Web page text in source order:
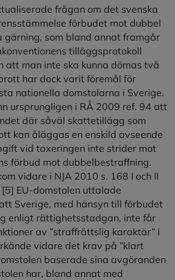
frågan om det svenska
förbudet mot dubbel
gärning, som bland annat framgår
tilläggsprotokoll
att man inte ska kunna dömas två
har dock varit föremål för
nationella domstolarna i Sverige.
ursprungligen i RÅ 2009 ref. 94 att
där såväl skattetillägg som
kan åläggas en enskild avseende
vid taxeringen inte strider mot
förbud mot dubbelbestraffning.
vidare i NJA 2010 s. 168 I och II
[5] EU-domstolen uttalade
Sverige, med hänsyn till förbudet
enligt rättighetsstadgan, inte får
av ”straffrättslig karaktär” i
vidare det krav på ”klart
baserade sina avgöranden
har, bland annat med